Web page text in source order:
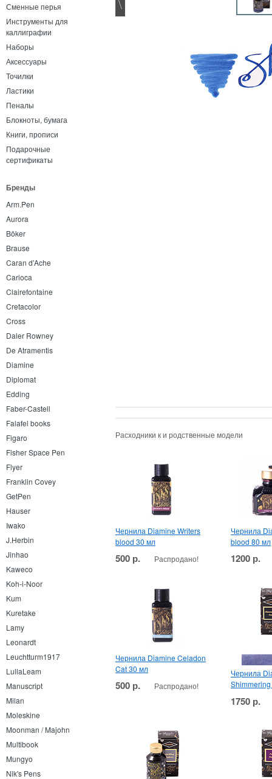
Сменные перья
Инструменты для
каллиграфии
Наборы
Аксессуары
Точилки
Ластики
Пеналы
Блокноты, бумага
Книги, прописи
Подарочные
сертификаты
Бренды
Arm.Pen
Aurora
Böker
Brause
Caran d’Ache
Carioca
Clairefontaine
Cretacolor
Cross
Daler Rowney
De Atramentis
Diamine
Diplomat
Edding
Faber-Castell
Falafel books
Figaro
Fisher Space Pen
Flyer
Franklin Covey
GetPen
Hauser
Iwako
J.Herbin
Jinhao
Kaweco
Koh-i-Noor
Kum
Kuretake
Lamy
Leonardt
Leuchtturm1917
LullaLeam
Manuscript
Milan
Moleskine
Moonman / Majohn
Multibook
Mungyo
Nik's Pens
Расходники к и родственные модели
Чернила Diamine Writers
blood 30 мл
500 р. Распродано!
Чернила
blood 80 мл
1200 р.
Чернила Diamine Celadon
Cat 30 мл
500 р. Распродано!
Чернила
1750 р.